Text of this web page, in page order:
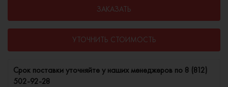
ЗАКАЗАТЬ
УТОЧНИТЬ СТОИМОСТЬ
Cрок поставки уточняйте у наших менеджеров по 8 (812)
502-92-28